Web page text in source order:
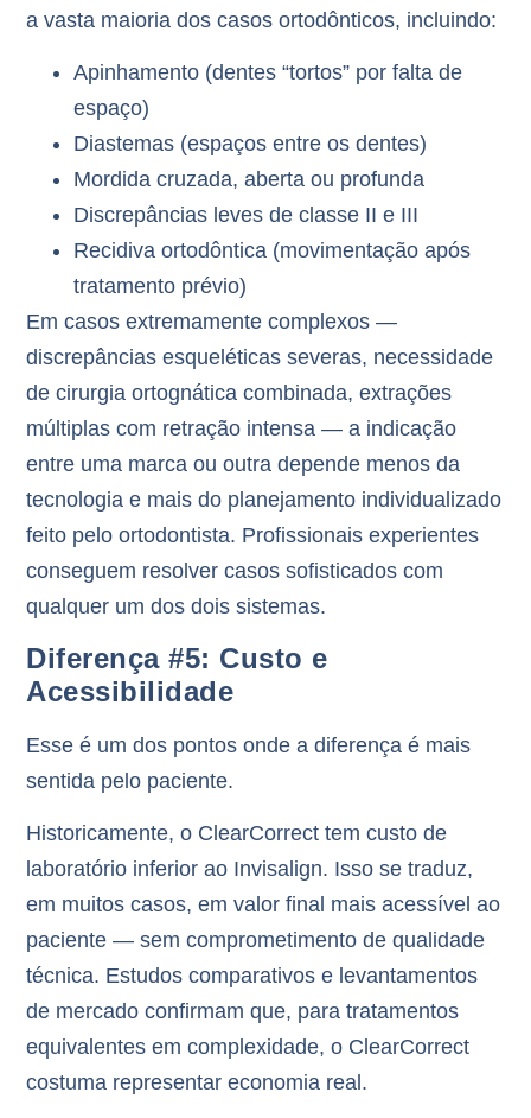
a vasta maioria dos casos ortodônticos, incluindo:
Apinhamento (dentes “tortos” por falta de
espaço)
Diastemas (espaços entre os dentes)
Mordida cruzada, aberta ou profunda
Discrepâncias leves de classe II e III
Recidiva ortodôntica (movimentação após
tratamento prévio)
Em casos extremamente complexos —
discrepâncias esqueléticas severas, necessidade
de cirurgia ortognática combinada, extrações
múltiplas com retração intensa — a indicação
entre uma marca ou outra depende menos da
tecnologia e mais do planejamento individualizado
feito pelo ortodontista. Profissionais experientes
conseguem resolver casos sofisticados com
qualquer um dos dois sistemas.
Diferença #5: Custo e
Acessibilidade
Esse é um dos pontos onde a diferença é mais
sentida pelo paciente.
Historicamente, o ClearCorrect tem custo de
laboratório inferior ao Invisalign. Isso se traduz,
em muitos casos, emvalor final mais acessível ao
paciente — sem comprometimento de qualidade
técnica. Estudos comparativos e levantamentos
de mercado confirmam que, para tratamentos
equivalentes em complexidade, o ClearCorrect
costuma representar economia real.